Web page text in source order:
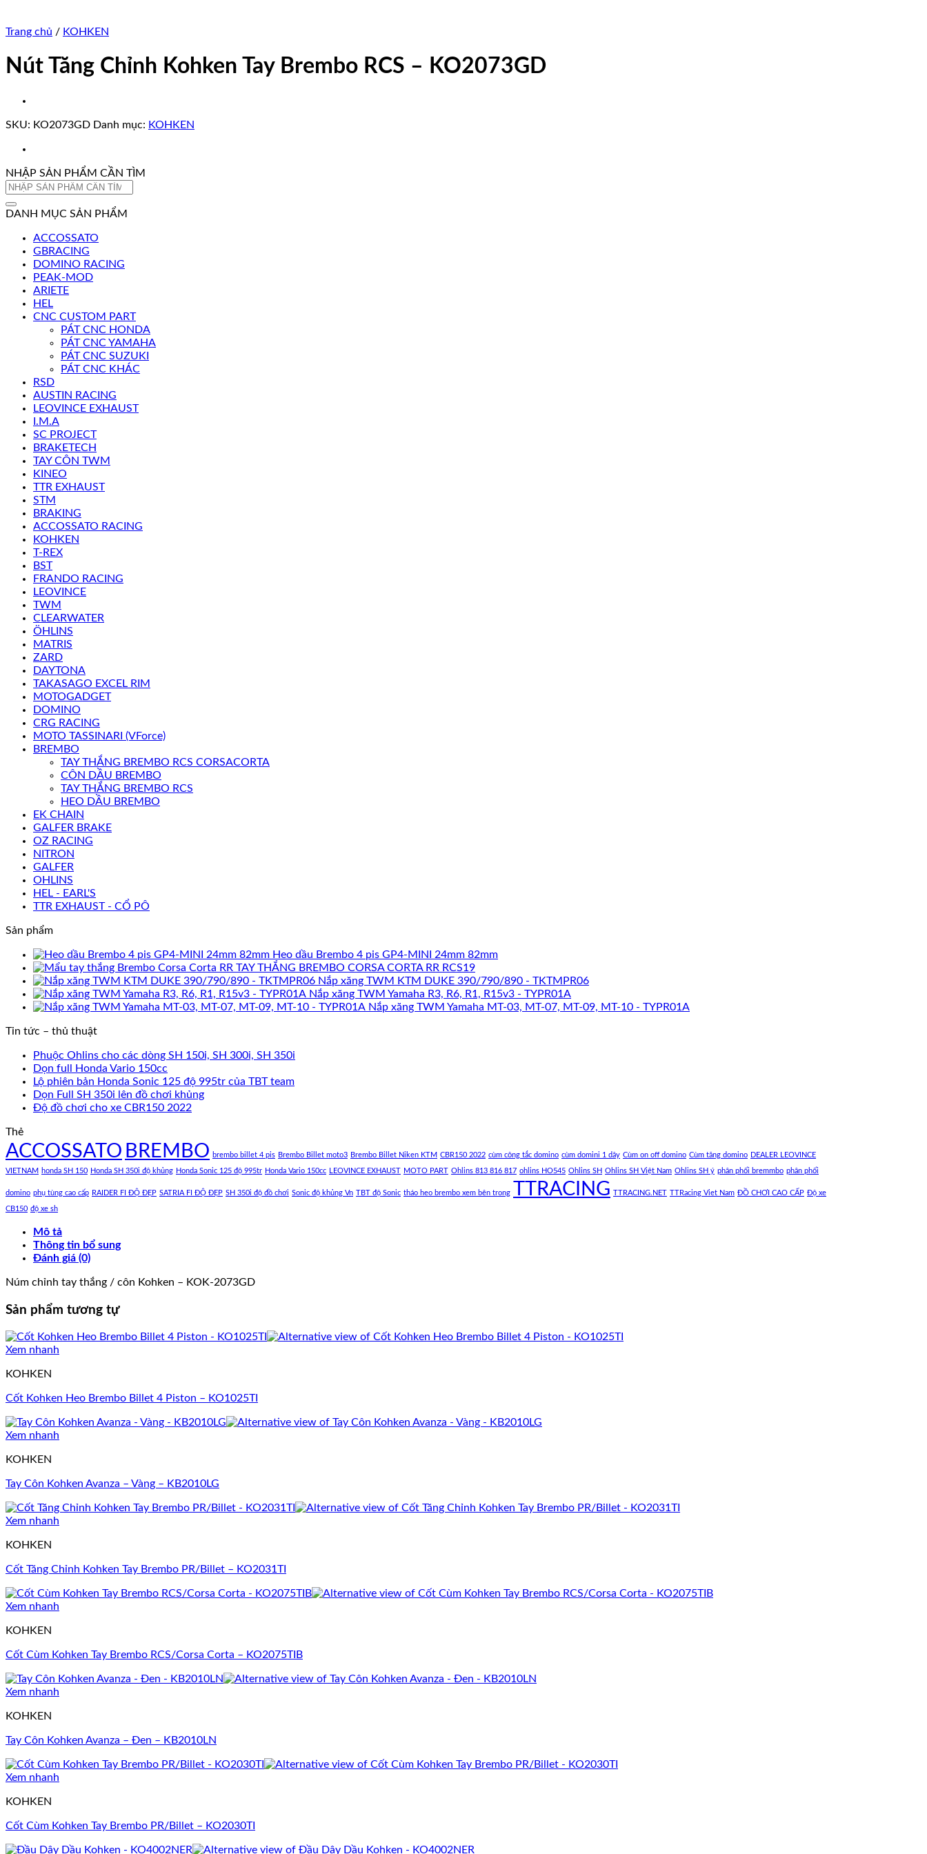
Trang chủ / KOHKEN
Nút Tăng Chỉnh Kohken Tay Brembo RCS – KO2073GD
SKU: KO2073GD Danh mục: KOHKEN
NHẬP SẢN PHẨM CẦN TÌM
Tìm
DANH MỤC SẢN PHẨM
ACCOSSATO
GBRACING
DOMINO RACING
PEAK-MOD
ARIETE
HEL
CNC CUSTOM PART
PÁT CNC HONDA
PÁT CNC YAMAHA
PÁT CNC SUZUKI
PÁT CNC KHÁC
RSD
AUSTIN RACING
LEOVINCE EXHAUST
I.M.A
SC PROJECT
BRAKETECH
TAY CÔN TWM
KINEO
TTR EXHAUST
STM
BRAKING
ACCOSSATO RACING
KOHKEN
T-REX
BST
FRANDO RACING
LEOVINCE
TWM
CLEARWATER
ÖHLINS
MATRIS
ZARD
DAYTONA
TAKASAGO EXCEL RIM
MOTOGADGET
DOMINO
CRG RACING
MOTO TASSINARI (VForce)
BREMBO
TAY THẮNG BREMBO RCS CORSACORTA
CÔN DẦU BREMBO
TAY THẮNG BREMBO RCS
HEO DẦU BREMBO
EK CHAIN
GALFER BRAKE
OZ RACING
NITRON
GALFER
OHLINS
HEL - EARL'S
TTR EXHAUST - CỔ PÔ
Sản phẩm
Heo dầu Brembo 4 pis GP4-MINI 24mm 82mm
TAY THẮNG BREMBO CORSA CORTA RR RCS19
Nắp xăng TWM KTM DUKE 390/790/890 - TKTMPR06
Nắp xăng TWM Yamaha R3, R6, R1, R15v3 - TYPR01A
Nắp xăng TWM Yamaha MT-03, MT-07, MT-09, MT-10 - TYPR01A
Tin tức – thủ thuật
Phuộc Ohlins cho các dòng SH 150i, SH 300i, SH 350i
Dọn full Honda Vario 150cc
Lộ phiên bản Honda Sonic 125 độ 995tr của TBT team
Dọn Full SH 350i lên đồ chơi khủng
Độ đồ chơi cho xe CBR150 2022
Thẻ
ACCOSSATO BREMBO brembo billet 4 pis Brembo Billet moto3 Brembo Billet Niken KTM CBR150 2022 cùm công tắc domino cùm domini 1 dây Cùm on off domino Cùm tăng domino DEALER LEOVINCE
VIETNAM honda SH 150 Honda SH 350i độ khủng Honda Sonic 125 độ 995tr Honda Vario 150cc LEOVINCE EXHAUST MOTO PART Ohlins 813 816 817 ohlins HO545 Ohlins SH Ohlins SH Việt Nam Ohlins SH ý phân phối bremmbo phân phối
domino phụ tùng cao cấp RAIDER FI ĐỘ ĐẸP SATRIA FI ĐỘ ĐẸP SH 350i độ đồ chơi Sonic độ khủng Vn TBT độ Sonic tháo heo brembo xem bên trong TTRACING TTRACING.NET TTRacing Viet Nam ĐỒ CHƠI CAO CẤP Độ xe
CB150 độ xe sh
Mô tả
Thông tin bổ sung
Đánh giá (0)
Núm chỉnh tay thắng / côn Kohken – KOK-2073GD
Sản phẩm tương tự
Xem nhanh
KOHKEN
Cốt Kohken Heo Brembo Billet 4 Piston – KO1025TI
Xem nhanh
KOHKEN
Tay Côn Kohken Avanza – Vàng – KB2010LG
Xem nhanh
KOHKEN
Cốt Tăng Chỉnh Kohken Tay Brembo PR/Billet – KO2031TI
Xem nhanh
KOHKEN
Cốt Cùm Kohken Tay Brembo RCS/Corsa Corta – KO2075TIB
Xem nhanh
KOHKEN
Tay Côn Kohken Avanza – Đen – KB2010LN
Xem nhanh
KOHKEN
Cốt Cùm Kohken Tay Brembo PR/Billet – KO2030TI